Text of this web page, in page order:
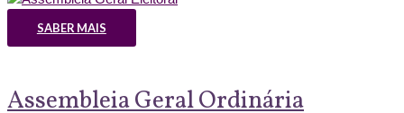
SABER MAIS
Assembleia Geral Ordinária